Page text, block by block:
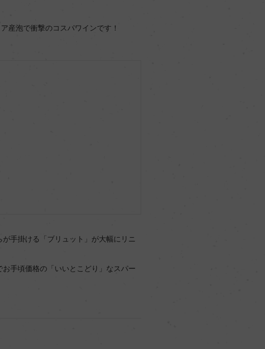
産泡で衝撃のコスパワインです！
手掛ける「ブリュット」が大幅にリニ
手頃価格の「いいとこどり」なスパー